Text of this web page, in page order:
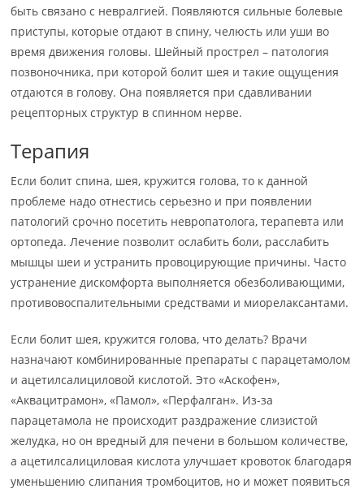
быть связано с невралгией. Появляются сильные болевые
приступы, которые отдают в спину, челюсть или уши во
время движения головы. Шейный прострел – патология
позвоночника, при которой болит шея и такие ощущения
отдаются в голову. Она появляется при сдавливании
рецепторных структур в спинном нерве.
Терапия
Если болит спина, шея, кружится голова, то к данной
проблеме надо отнестись серьезно и при появлении
патологий срочно посетить невропатолога, терапевта или
ортопеда. Лечение позволит ослабить боли, расслабить
мышцы шеи и устранить провоцирующие причины. Часто
устранение дискомфорта выполняется обезболивающими,
противовоспалительными средствами и миорелаксантами.
Если болит шея, кружится голова, что делать? Врачи
назначают комбинированные препараты с парацетамолом
и ацетилсалициловой кислотой. Это «Аскофен»,
«Аквацитрамон», «Памол», «Перфалган». Из-за
парацетамола не происходит раздражение слизистой
желудка, но он вредный для печени в большом количестве,
а ацетилсалициловая кислота улучшает кровоток благодаря
уменьшению слипания тромбоцитов, но и может появиться